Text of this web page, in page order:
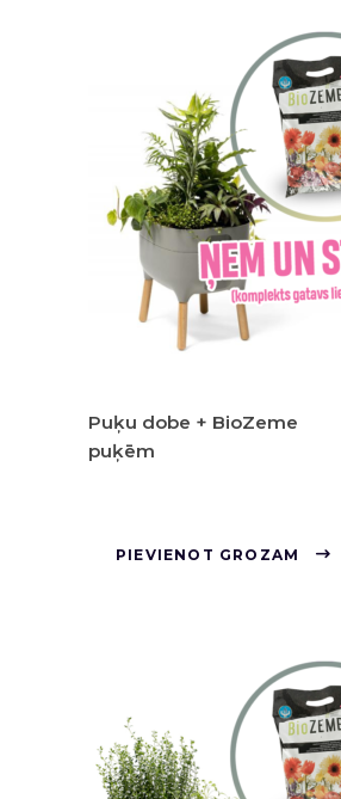
Puķu dobe + BioZeme
puķēm
PIEVIENOT GROZAM